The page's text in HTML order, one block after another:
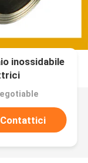
inossidabile
Contattici